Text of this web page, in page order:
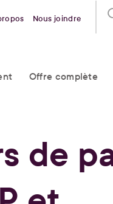
Nous joindre
Offre complète
de